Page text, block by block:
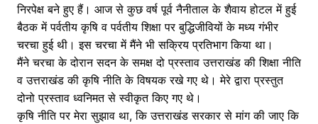
निरपेक्ष बने हुए हैं। आज से कुछ वर्ष पूर्व नैनीताल के शैवाय होटल में हुई
बैठक में पर्वतीय कृषि व पर्वतीय शिक्षा पर बुद्धिजीवियों के मध्य गंभीर
चरचा हुई थी। इस चरचा में मैंने भी सक्रिय प्रतिभाग किया था।
मैंने चरचा के दोरान सदन के समक्ष दो प्रस्ताव उत्तराखंड की शिक्षा नीति
व उत्तराखंड की कृषि नीति के विषयक रखे गए थे। मेरे द्वारा प्रस्तुत
दोनो प्रस्ताव ध्वनिमत से स्वीकृत किए गए थे।
कृषि नीति पर मेरा सुझाव था, कि उत्तराखंड सरकार से मांग की जाए कि